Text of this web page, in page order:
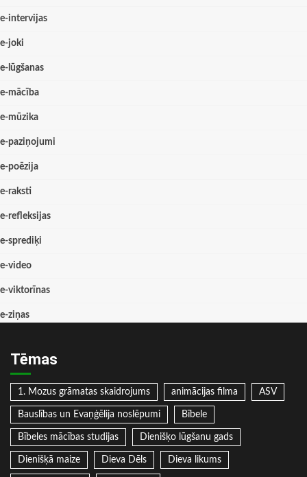
e-intervijas
e-joki
e-lūgšanas
e-mācība
e-mūzika
e-paziņojumi
e-poēzija
e-raksti
e-refleksijas
e-sprediķi
e-video
e-viktorīnas
e-ziņas
Tēmas
1. Mozus grāmatas skaidrojums animācijas filma ASV
Bauslības un Evaņģēlija noslēpumi Bībele
Bībeles mācības studijas Dienišķo lūgšanu gads
Dienišķā maize Dieva Dēls Dieva likums